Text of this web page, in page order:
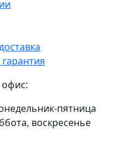
пятница
воскресенье